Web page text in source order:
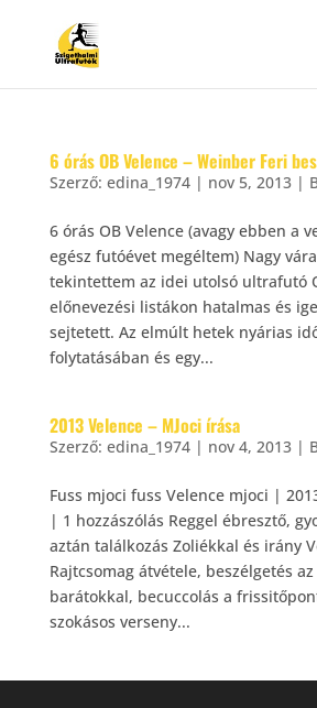
6 órás OB Velence – Weinber Feri
Szerző: edina_1974| nov 5, 2013|
6 órás OB Velence (avagy ebben a
egész futóévet megéltem) Nagy
tekintettem az idei utolsó ultrafutó
előnevezési listákon hatalmas és
sejtetett. Az elmúlt hetek nyárias
folytatásában és egy...
2013 Velence – MJoci írása
Szerző: edina_1974| nov 4, 2013|
Fuss mjoci fuss Velence mjoci |
| 1 hozzászólás Reggel ébresztő,
aztán találkozás Zoliékkal és irány
Rajtcsomag átvétele, beszélgetés
barátokkal, becuccolás a
szokásos verseny...